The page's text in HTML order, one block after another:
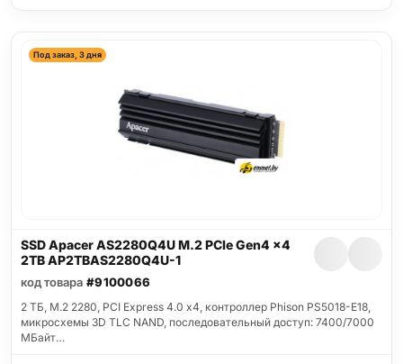
Под заказ, 3 дня
SSD Apacer AS2280Q4U M.2 PCIe Gen4 x4
2TB AP2TBAS2280Q4U-1
код товара #9100066
2 ТБ, M.2 2280, PCI Express 4.0 x4, контроллер Phison PS5018-E18,
микросхемы 3D TLC NAND, последовательный доступ: 7400/7000
МБайт…